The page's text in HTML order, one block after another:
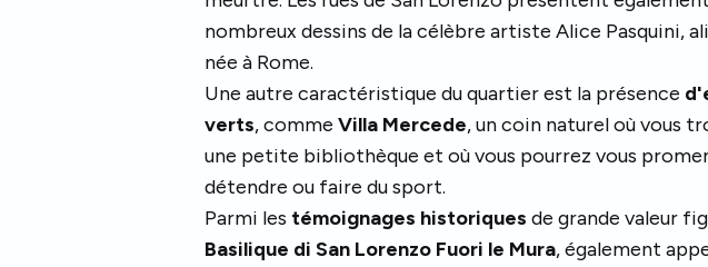
nombreux dessins de la célèbre artiste Alice Pasquini,
née à Rome.
Une autre caractéristique du quartier est la présence
verts, comme Villa Mercede, un coin naturel où vous
une petite bibliothèque et où vous pourrez vous
détendre ou faire du sport.
Parmi les témoignages historiques de grande valeur
Basilique di San Lorenzo Fuori le Mura, également